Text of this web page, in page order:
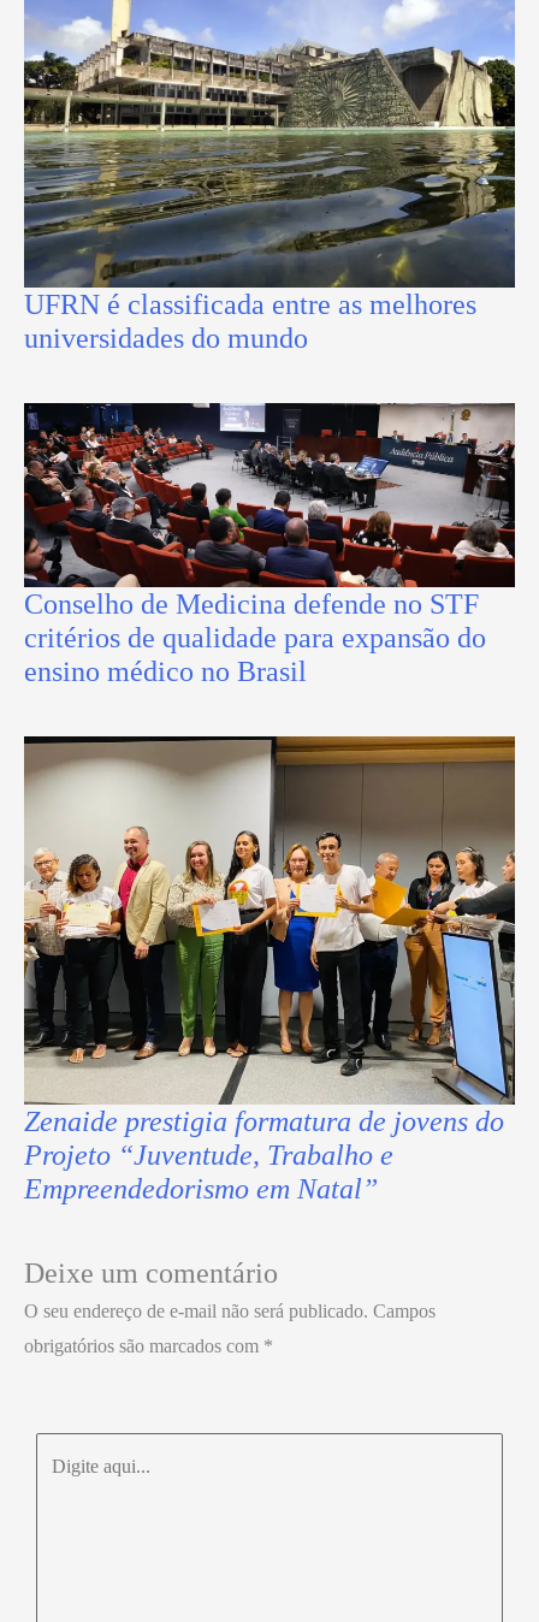
UFRN é classificada entre as melhores
universidades do mundo
Conselho de Medicina defende no STF
critérios de qualidade para expansão do
ensino médico no Brasil
Zenaide prestigia formatura de jovens do
Projeto “Juventude, Trabalho e
Empreendedorismo em Natal”
Deixe um comentário
O seu endereço de e-mail não será publicado. Campos
obrigatórios são marcados com *